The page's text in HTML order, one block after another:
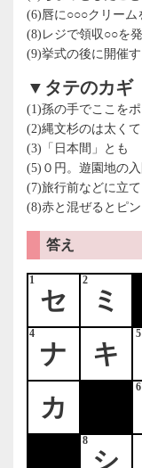
(6)唇に○○○クリーム
(8)レジで領収○○を
(9)挙式の後に開催
▼タテのカギ
(1)孫の手でここを
(2)縄文杉のは太く
(3)「日本間」とも
(5)０円。遊園地の
(7)旅行前などに立
(8)赤と混ぜるとピ
答え
1 2
4 5
6
8
セ ミ
ナ
キ
カ
シ